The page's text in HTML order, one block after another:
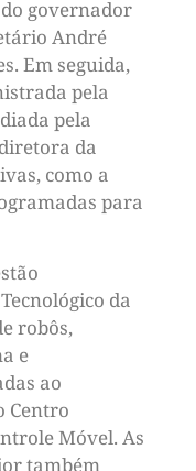
governador
André
Em seguida,
pela
pela
da
como a
para
da
robôs,
e
ao
Centro
Móvel. As
também